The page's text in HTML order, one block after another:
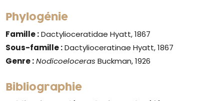
Phylogénie
Famille :Dactylioceratidae Hyatt, 1867
Sous-famille :Dactylioceratinae Hyatt, 1867
Genre : Nodicoeloceras Buckman, 1926
Bibliographie